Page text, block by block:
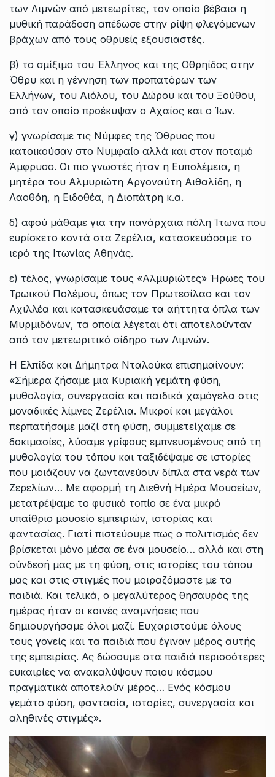
των Λιμνών από μετεωρίτες, τον οποίο βέβαια η
μυθική παράδοση απέδωσε στην ρίψη φλεγόμενων
βράχων από τους οθρυείς εξουσιαστές.
β) το σμίξιμο του Έλληνος και της Οθρηίδος στην
Όθρυ και η γέννηση των προπατόρων των
Ελλήνων, του Αιόλου, του Δώρου και του Ξούθου,
από τον οποίο προέκυψαν ο Αχαίος και ο Ίων.
γ) γνωρίσαμε τις Νύμφες της Όθρυος που
κατοικούσαν στο Νυμφαίο αλλά και στον ποταμό
Άμφρυσο. Οι πιο γνωστές ήταν η Ευπολέμεια, η
μητέρα του Αλμυριώτη Αργοναύτη Αιθαλίδη, η
Λαοθόη, η Ειδοθέα, η Διοπάτρη κ.α.
δ) αφού μάθαμε για την πανάρχαια πόλη Ίτωνα που
ευρίσκετο κοντά στα Ζερέλια, κατασκευάσαμε το
ιερό της Ιτωνίας Αθηνάς.
ε) τέλος, γνωρίσαμε τους «Αλμυριώτες» Ήρωες του
Τρωικού Πολέμου, όπως τον Πρωτεσίλαο και τον
Αχιλλέα και κατασκευάσαμε τα αήττητα όπλα των
Μυρμιδόνων, τα οποία λέγεται ότι αποτελούνταν
από τον μετεωριτικό σίδηρο των Λιμνών.
Η Ελπίδα και Δήμητρα Νταλούκα επισημαίνουν:
«Σήμερα ζήσαμε μια Κυριακή γεμάτη φύση,
μυθολογία, συνεργασία και παιδικά χαμόγελα στις
μοναδικές λίμνες Ζερέλια. Μικροί και μεγάλοι
περπατήσαμε μαζί στη φύση, συμμετείχαμε σε
δοκιμασίες, λύσαμε γρίφους εμπνευσμένους από τη
μυθολογία του τόπου και ταξιδέψαμε σε ιστορίες
που μοιάζουν να ζωντανεύουν δίπλα στα νερά των
Ζερελίων… Με αφορμή τη Διεθνή Ημέρα Μουσείων,
μετατρέψαμε το φυσικό τοπίο σε ένα μικρό
υπαίθριο μουσείο εμπειριών, ιστορίας και
φαντασίας. Γιατί πιστεύουμε πως ο πολιτισμός δεν
βρίσκεται μόνο μέσα σε ένα μουσείο… αλλά και στη
σύνδεσή μας με τη φύση, στις ιστορίες του τόπου
μας και στις στιγμές που μοιραζόμαστε με τα
παιδιά. Και τελικά, ο μεγαλύτερος θησαυρός της
ημέρας ήταν οι κοινές αναμνήσεις που
δημιουργήσαμε όλοι μαζί. Ευχαριστούμε όλους
τους γονείς και τα παιδιά που έγιναν μέρος αυτής
της εμπειρίας. Ας δώσουμε στα παιδιά περισσότερες
ευκαιρίες να ανακαλύψουν ποιου κόσμου
πραγματικά αποτελούν μέρος… Ενός κόσμου
γεμάτο φύση, φαντασία, ιστορίες, συνεργασία και
αληθινές στιγμές».